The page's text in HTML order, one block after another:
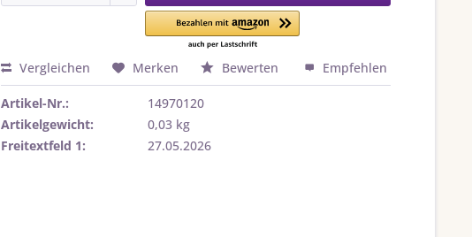
Vergleichen Merken Bewerten Empfehlen
Artikel-Nr.:
14970120
Artikelgewicht:
0,03 kg
Freitextfeld 1:
27.05.2026